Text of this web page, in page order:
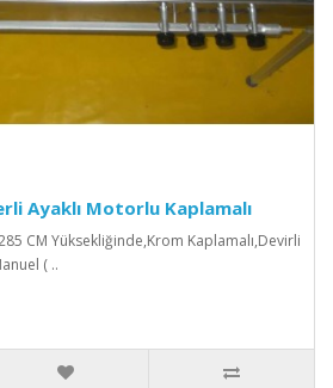
Ayaklı Motorlu Kaplamalı
CM Yüksekliğinde,Krom Kaplamalı,Devirli
( ..